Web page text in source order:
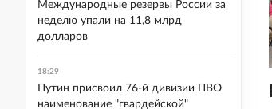
Международные резервы России за
неделю упали на 11,8 млрд
долларов
18:29
Путин присвоил 76-й дивизии ПВО
наименование "гвардейской"